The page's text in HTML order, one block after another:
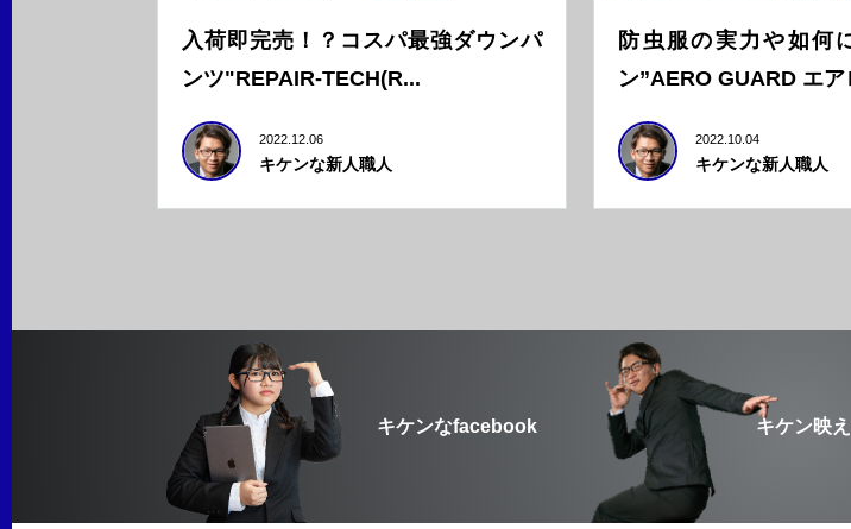
入荷即完売！？コスパ最強ダウンパ
ンツ"REPAIR-TECH(R...
2022.12.06
キケンな新人職人
防虫服の実力や如何
ン”AERO GUARD エア
2022.10.04
キケンな新人職人
キケンなfacebook キケン映